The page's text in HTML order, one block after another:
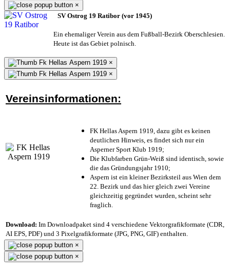
×
SV Ostrog 19 Ratibor (vor 1945)
Ein ehemaliger Verein aus dem Fußball-Bezirk Oberschlesien.
Heute ist das Gebiet polnisch.
×
×
Vereinsinformationen:
FK Hellas Aspern 1919, dazu gibt es keinen
deutlichen Hinweis, es findet sich nur ein
Asperner Sport Klub 1919;
Die Klubfarben Grün-Weiß sind identisch, sowie
die das Gründungsjahr 1910;
Aspern ist ein kleiner Bezirksteil aus Wien dem
22. Bezirk und das hier gleich zwei Vereine
gleichzeitig gegründet wurden, scheint sehr
fraglich.
Download: Im Downloadpaket sind 4 verschiedene Vektorgrafikformate (CDR,
AI EPS, PDF) und 3 Pixelgrafikformate (JPG, PNG, GIF) enthalten.
×
×